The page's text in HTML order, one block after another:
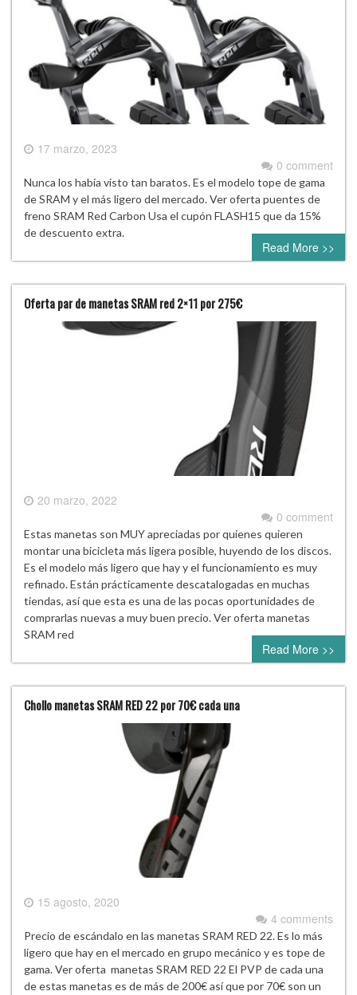
17 marzo, 2023
0 comment
Nunca los había visto tan baratos. Es el modelo tope de gama
de SRAM y el más ligero del mercado. Ver oferta puentes de
freno SRAM Red Carbon Usa el cupón FLASH15 que da 15%
de descuento extra.
Read More >>
Oferta par de manetas SRAM red 2×11 por 275€
20 marzo, 2022
0 comment
Estas manetas son MUY apreciadas por quienes quieren
montar una bicicleta más ligera posible, huyendo de los discos.
Es el modelo más ligero que hay y el funcionamiento es muy
refinado. Están prácticamente descatalogadas en muchas
tiendas, así que esta es una de las pocas oportunidades de
comprarlas nuevas a muy buen precio. Ver oferta manetas
SRAM red
Read More >>
Chollo manetas SRAM RED 22 por 70€ cada una
15 agosto, 2020
4 comments
Precio de escándalo en las manetas SRAM RED 22. Es lo más
ligero que hay en el mercado en grupo mecánico y es tope de
gama. Ver oferta manetas SRAM RED 22 El PVP de cada una
de estas manetas es de más de 200€ así que por 70€ son un